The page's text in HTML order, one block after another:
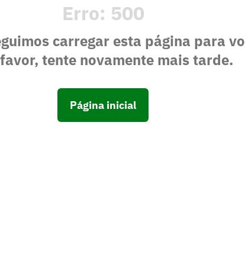
Erro: 500
carregar esta página para
tente novamente mais tarde.
Página inicial